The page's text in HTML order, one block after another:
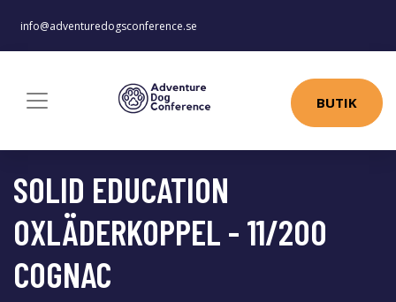
info@adventuredogsconference.se
BUTIK
SOLID EDUCATION
OXLÄDERKOPPEL - 11/200
COGNAC